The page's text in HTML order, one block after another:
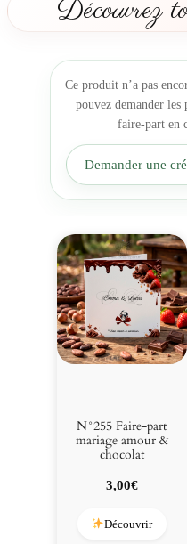
Découvrez
Ce produit n’a pas
pouvez demander les
faire-part en
Demander une
N°255 Faire-part
mariage amour &
chocolat
3,00€
Découvrir